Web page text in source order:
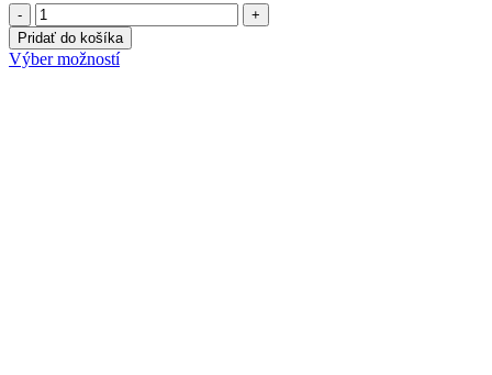
množstvo
Mikina
na
zips
Pridať do košíka
Výber možnostíTento